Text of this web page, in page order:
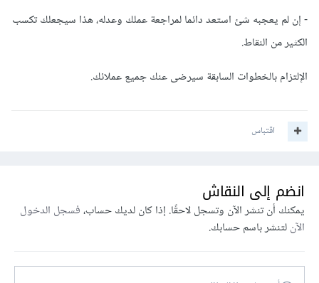
- إن لم يعجبه شئ استعد دائما لمراجعة عملك وعدله، هذا سيجعلك تكسب
الكثير من النقاط.
الإلتزام بالخطوات السابقة سيرضى عنك جميع عملائك.
اقتباس
انضم إلى النقاش
يمكنك أن تنشر الآن وتسجل لاحقًا. إذا كان لديك حساب،فسجل الدخول
الآنلتنشر باسم حسابك.